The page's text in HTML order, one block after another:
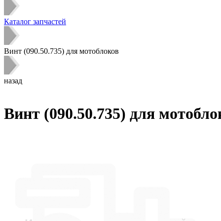
Каталог запчастей
Винт (090.50.735) для мотоблоков
назад
Винт (090.50.735) для